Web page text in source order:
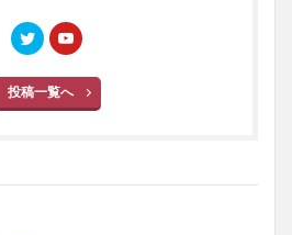
投稿一覧へ